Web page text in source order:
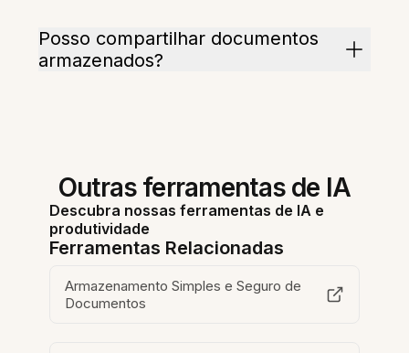
Posso compartilhar documentos
armazenados?
Outras ferramentas de IA
Descubra nossas ferramentas de IA e
produtividade
Ferramentas Relacionadas
Armazenamento Simples e Seguro de
Documentos